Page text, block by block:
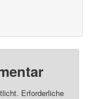
Erforderliche